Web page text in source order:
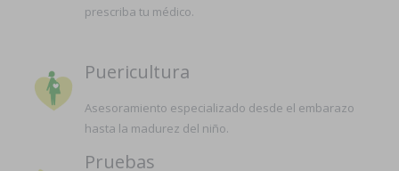
prescriba tu médico.
Puericultura
Asesoramiento especializado desde el embarazo
hasta la madurez del niño.
Pruebas